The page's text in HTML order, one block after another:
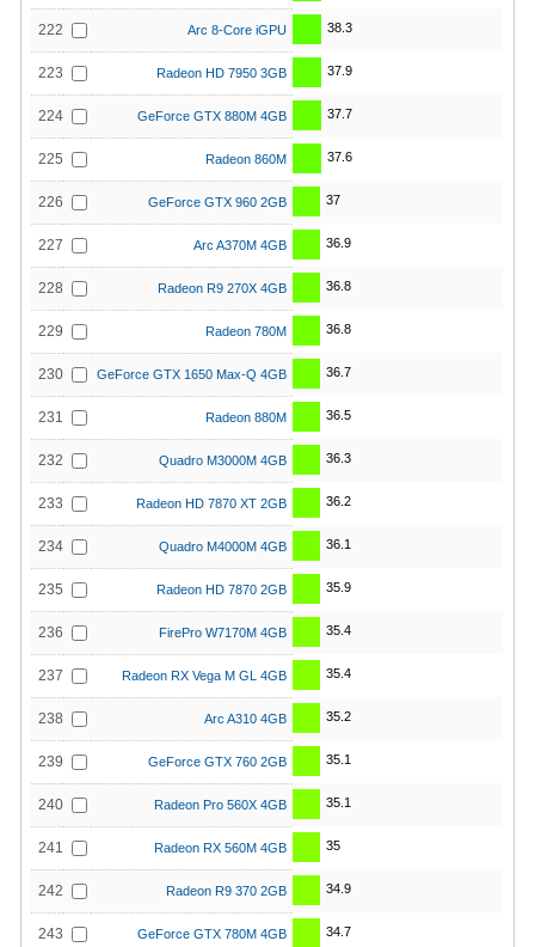
222 Arc 8-Core iGPU 38.3
223 Radeon HD 7950 3GB 37.9
224 GeForce GTX 880M 4GB 37.7
225 Radeon 860M 37.6
226 GeForce GTX 960 2GB 37
227 Arc A370M 4GB 36.9
228 Radeon R9 270X 4GB 36.8
229 Radeon 780M 36.8
230 GeForce GTX 1650 Max-Q 4GB 36.7
231 Radeon 880M 36.5
232 Quadro M3000M 4GB 36.3
233 Radeon HD 7870 XT 2GB 36.2
234 Quadro M4000M 4GB 36.1
235 Radeon HD 7870 2GB 35.9
236 FirePro W7170M 4GB 35.4
237 Radeon RX Vega M GL 4GB 35.4
238 Arc A310 4GB 35.2
239 GeForce GTX 760 2GB 35.1
240 Radeon Pro 560X 4GB 35.1
241 Radeon RX 560M 4GB 35
242 Radeon R9 370 2GB 34.9
243 GeForce GTX 780M 4GB 34.7